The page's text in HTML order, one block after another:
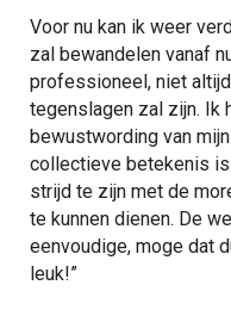
Voor nu kan ik weer
zal bewandelen vanaf
professioneel, niet
tegenslagen zal zijn. Ik
bewustwording van
collectieve betekenis
strijd te zijn met de
te kunnen dienen. De
eenvoudige, moge dat
leuk!”